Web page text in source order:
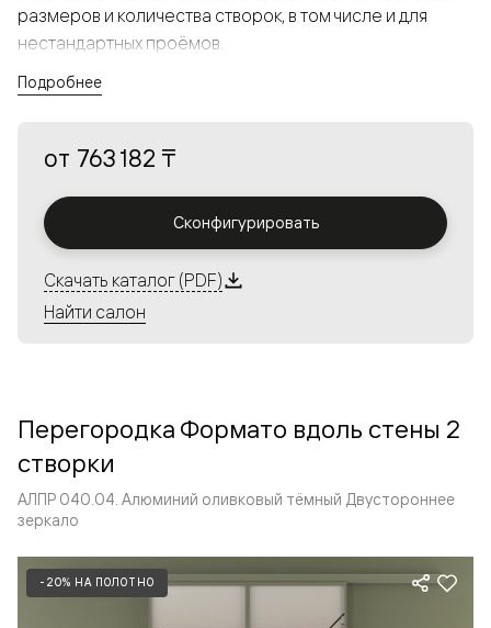
размеров и количества створок, в том числе и для
нестандартных проёмов.
а большой выбор вставок из стекла с различными
решения в интерьере и варьировать освещённость.
Алюминиевые перегородки имеют единый профиль
с алюминиевыми дверьми и легко сочетаются в одном
алюминиевых перегородок и дверей координируется
со стеновыми панелями Волховец.
Подробнее
от 763 182 ₸
Сконфигурировать
Скачать каталог (PDF)
Найти салон
Перегородка Формато вдоль стены 2
створки
АЛПР 040.04. Алюминий оливковый тёмный Двустороннее
зеркало
-20% НА ПОЛОТНО